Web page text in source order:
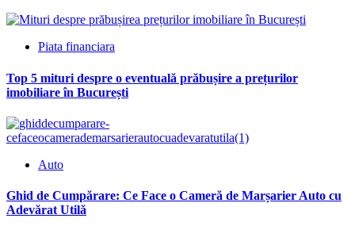
Piata financiara
Top 5 mituri despre o eventuală prăbușire a prețurilor
imobiliare în București
Auto
Ghid de Cumpărare: Ce Face o Cameră de Marșarier Auto cu
Adevărat Utilă